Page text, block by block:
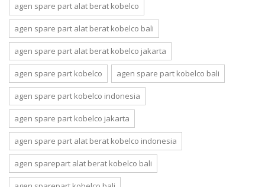
agen spare part alat berat kobelco
agen spare part alat berat kobelco bali
agen spare part alat berat kobelco jakarta
agen spare part kobelco agen spare part kobelco bali
agen spare part kobelco indonesia
agen spare part kobelco jakarta
agen spare part alat berat kobelco indonesia
agen sparepart alat berat kobelco bali